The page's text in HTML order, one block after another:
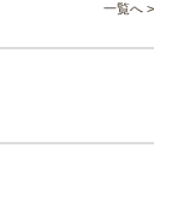
一覧へ >